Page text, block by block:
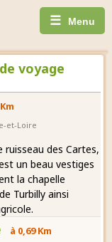
☰ Menu
voyage
et-Loire
des Cartes,
un beau vestiges
la chapelle
Turbilly ainsi
à 0,69 Km